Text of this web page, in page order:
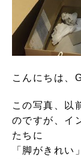
こんにちは、
この写真、以
のですが、イ
たちに
「脚がきれい」